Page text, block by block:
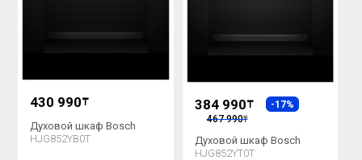
430 990₸
Духовой шкаф Bosch
HJG852YB0T
384 990₸
-17%
467 990₸
Духовой шкаф Bosch
HJG852YT0T